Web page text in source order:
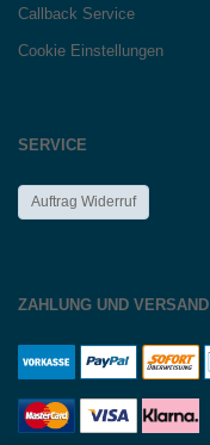
Callback Service
Cookie Einstellungen
SERVICE
Auftrag Widerruf
ZAHLUNG UND VERSAND